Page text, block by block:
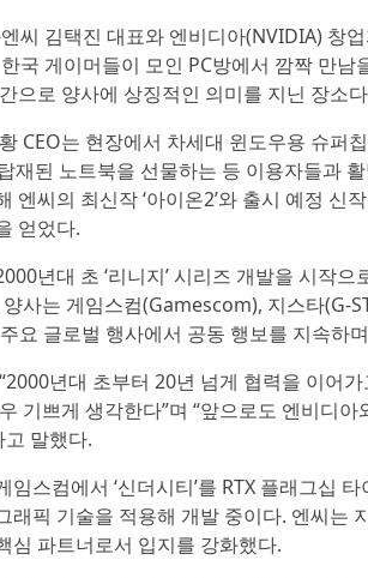
씨 김택진 대표와 엔비디아(NVIDIA) 창
국 게이머들이 모인 PC방에서 깜짝 만
으로 양사에 상징적인 의미를 지닌 장소
CEO는 현장에서 차세대 윈도우용 슈퍼
재된 노트북을 선물하는 등 이용자들과
엔씨의 최신작 ‘아이온2’와 출시 예정 신
얻었다.
년대 초 ‘리니지’ 시리즈 개발을 시작
사는 게임스컴(Gamescom), 지스타(G-
요 글로벌 행사에서 공동 행보를 지속하
년대 초부터 20년 넘게 협력을 이어
기쁘게 생각한다”며 “앞으로도 엔비디
고 말했다.
스컴에서 ‘신더시티’를 RTX 플래그십
래픽 기술을 적용해 개발 중이다. 엔씨는
심 파트너로서 입지를 강화했다.